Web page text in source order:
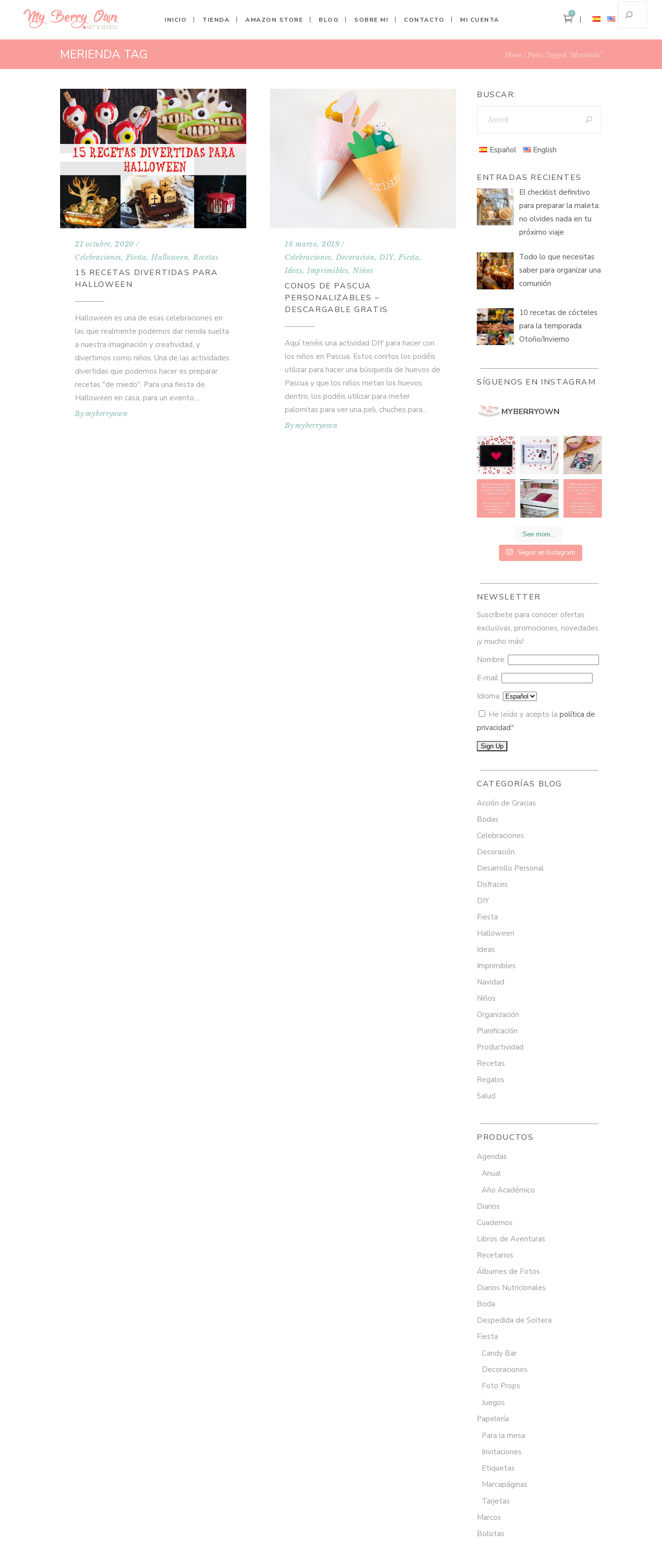
INICIO TIENDA AMAZON STORE BLOG SOBRE MI CONTACTO MI CUENTA
0
MERIENDA TAG Home Posts Tagged "merienda"
21 octubre, 2020
Celebraciones,Fiesta,Halloween, Recetas
15 RECETAS DIVERTIDAS PARA
HALLOWEEN
Halloween es una de esas celebraciones en
las que realmente podemos dar rienda suelta
a nuestra imaginación y creatividad, y
divertirnos como niños. Una de las actividades
divertidas que podemos hacer es preparar
recetas "de miedo". Para una fiesta de
Halloween en casa, para un evento,
Bymyberryown
16 marzo, 2019
Celebraciones,Decoración,DIY,Fiesta,
Ideas,Imprimibles,Niños
CONOS DE PASCUA
PERSONALIZABLES –
DESCARGABLE GRATIS
Aquí tenéis una actividad DIY para hacer con
los niños en Pascua. Estos conitos los podéis
utilizar para hacer una búsqueda de huevos de
Pascua y que los niños metan los huevos
dentro, los podéis utilizar para meter
palomitas para ver una peli, chuches para
Bymyberryown
BUSCAR:
Español English
ENTRADAS RECIENTES
El checklist definitivo
para preparar la maleta:
no olvides nada en tu
próximo viaje
Todo lo que necesitas
saber para organizar una
comunión
10 recetas de cócteles
para la temporada
Otoño/Invierno
SÍGUENOS EN INSTAGRAM
MYBERRYOWN
See more...
Seguir en Instagram
NEWSLETTER
Suscríbete para conocer ofertas
exclusivas, promociones, novedades
¡y mucho más!
Nombre:
E-mail:
Idioma:
He leído y acepto la política de
privacidad*
CATEGORÍAS BLOG
Acción de Gracias
Bodas
Celebraciones
Decoración
Desarrollo Personal
Disfraces
DIY
Fiesta
Halloween
Ideas
Imprimibles
Navidad
Niños
Organización
Planificación
Productividad
Recetas
Regalos
Salud
PRODUCTOS
Agendas
Anual
Año Académico
Diarios
Cuadernos
Libros de Aventuras
Recetarios
Álbumes de Fotos
Diarios Nutricionales
Boda
Despedida de Soltera
Fiesta
Candy Bar
Decoraciones
Foto Props
Juegos
Papelería
Para la mesa
Invitaciones
Etiquetas
Marcapáginas
Tarjetas
Marcos
Bolsitas